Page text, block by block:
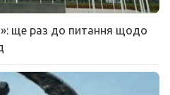
ще раз до питання щодо